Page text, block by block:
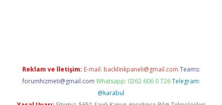
Reklam ve İletişim: E-mail: backlinkpaneli@gmail.com Teams:
forumhizmeti@gmail.com Whatsapp: 0262 606 0 726 Telegram:
@karabul